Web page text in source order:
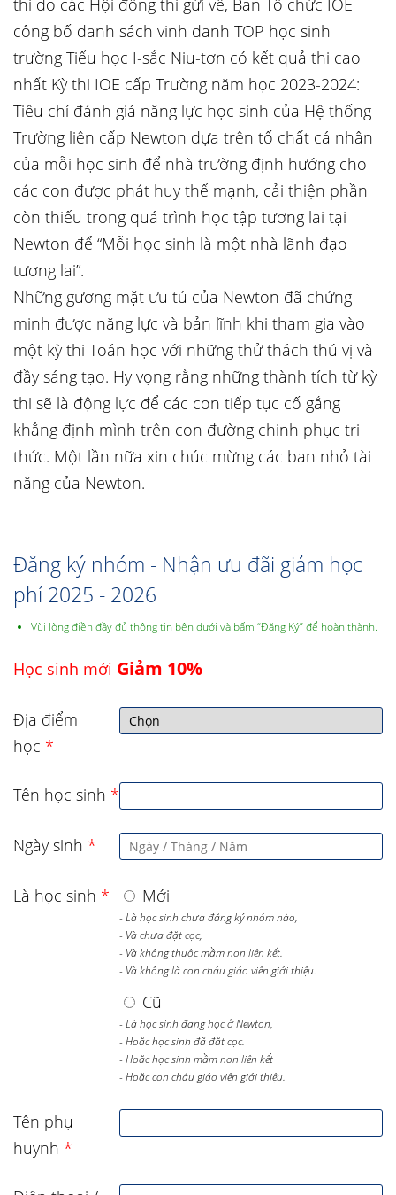
thi do các Hội đồng thi gửi về, Ban Tổ chức IOE
công bố danh sách vinh danh TOP học sinh
trường Tiểu học I-sắc Niu-tơn có kết quả thi cao
nhất Kỳ thi IOE cấp Trường năm học 2023-2024:
Tiêu chí đánh giá năng lực học sinh của Hệ thống
Trường liên cấp Newton dựa trên tố chất cá nhân
của mỗi học sinh để nhà trường định hướng cho
các con được phát huy thế mạnh, cải thiện phần
còn thiếu trong quá trình học tập tương lai tại
Newton để “Mỗi học sinh là một nhà lãnh đạo
tương lai”.
Những gương mặt ưu tú của Newton đã chứng
minh được năng lực và bản lĩnh khi tham gia vào
một kỳ thi Toán học với những thử thách thú vị và
đầy sáng tạo. Hy vọng rằng những thành tích từ kỳ
thi sẽ là động lực để các con tiếp tục cố gắng
khẳng định mình trên con đường chinh phục tri
thức. Một lần nữa xin chúc mừng các bạn nhỏ tài
năng của Newton.
Đăng ký nhóm - Nhận ưu đãi giảm học
phí 2025 - 2026
Vùi lòng điền đầy đủ thông tin bên dưới và bấm “Đăng Ký” để hoàn thành.
Học sinh mới Giảm 10%
Địa điểm
học *
Tên học sinh *
Ngày sinh *
Là học sinh * Mới
- Là học sinh chưa đăng ký nhóm nào,
- Và chưa đặt cọc,
- Và không thuộc mầm non liên kết.
- Và không là con cháu giáo viên giới thiệu.
Cũ
- Là học sinh đang học ở Newton,
- Hoặc học sinh đã đặt cọc.
- Hoặc học sinh mầm non liên kết
- Hoặc con cháu giáo viên giới thiệu.
Tên phụ
huynh *